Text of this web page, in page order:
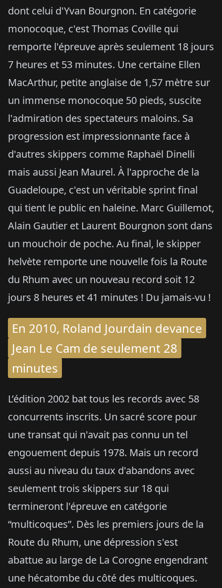
dont celui d'Yvan Bourgnon. En catégorie
monocoque, c'est Thomas Coville qui
remporte l'épreuve après seulement 18 jours
7 heures et 53 minutes. Une certaine Ellen
MacArthur, petite anglaise de 1,57 mètre sur
un immense monocoque 50 pieds, suscite
l'admiration des spectateurs maloins. Sa
progression est impressionnante face à
d'autres skippers comme Raphaël Dinelli
mais aussi Jean Maurel. À l'approche de la
Guadeloupe, c'est un véritable sprint final
qui tient le public en haleine. Marc Guillemot,
Alain Gautier et Laurent Bourgnon sont dans
un mouchoir de poche. Au final, le skipper
helvète remporte une nouvelle fois la Route
du Rhum avec un nouveau record soit 12
jours 8 heures et 41 minutes ! Du jamais-vu !
En 2010, Roland Jourdain devance
Jean Le Cam de seulement 28
minutes
L’édition 2002 bat tous les records avec 58
concurrents inscrits. Un sacré score pour
une transat qui n'avait pas connu un tel
engouement depuis 1978. Mais un record
aussi au niveau du taux d'abandons avec
seulement trois skippers sur 18 qui
termineront l'épreuve en catégorie
“multicoques”. Dès les premiers jours de la
Route du Rhum, une dépression s'est
abattue au large de La Corogne engendrant
une hécatombe du côté des multicoques.